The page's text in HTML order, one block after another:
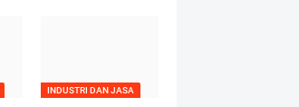
INDUSTRI DAN JASA